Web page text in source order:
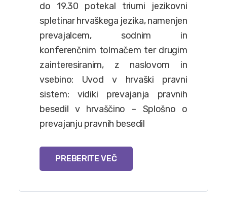
do 19.30 potekal triurni jezikovni
spletinar hrvaškega jezika, namenjen
prevajalcem, sodnim in
konferenčnim tolmačem ter drugim
zainteresiranim, z naslovom in
vsebino: Uvod v hrvaški pravni
sistem: vidiki prevajanja pravnih
besedil v hrvaščino – Splošno o
prevajanju pravnih besedil
PREBERITE VEČ